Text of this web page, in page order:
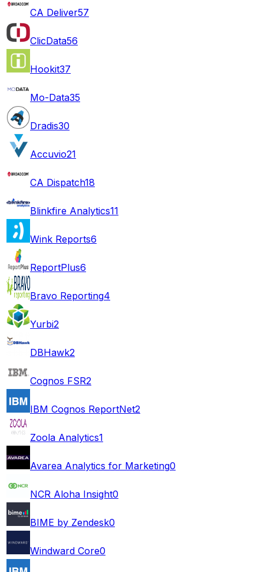
CA Deliver57
ClicData56
Hookit37
Mo-Data35
Dradis30
Accuvio21
CA Dispatch18
Blinkfire Analytics11
Wink Reports6
ReportPlus6
Bravo Reporting4
Yurbi2
DBHawk2
Cognos FSR2
IBM Cognos ReportNet2
Zoola Analytics1
Avarea Analytics for Marketing0
NCR Aloha Insight0
BIME by Zendesk0
Windward Core0